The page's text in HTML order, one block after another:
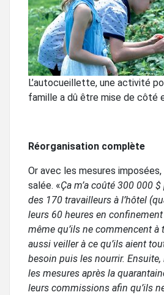
L’autocueillette, une activité
famille a dû être mise de côté
Réorganisation complète
Or avec les mesures
salée. «Ça m’a coûté 300 000
des 170 travailleurs à l’hôtel
leurs 60 heures en
même qu’ils ne commencent à
aussi veiller à ce qu’ils aient
besoin puis les nourrir.
les mesures après la
leurs commissions afin qu’ils